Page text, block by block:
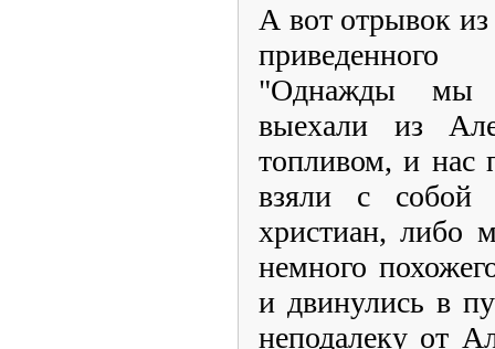
А вот отрывок
приведенного
"Однажды мы
выехали из
топливом, и нас
взяли с собой
христиан, либо
немного
и двинулись в
неподалеку от